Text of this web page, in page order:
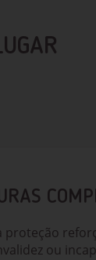
proteção
ou